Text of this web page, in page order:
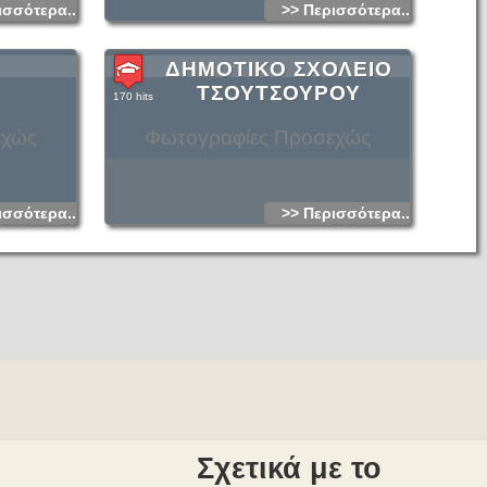
Είναι
και
για έμπειρους
του είναι με
>> Περισσότερα...
Φωτογραφίες Προσεχώς
ΔΗΜΟΤΙΚΟ ΣΧΟΛΕΙΟ
ΤΣΟΥΤΣΟΥΡΟΥ
170 hits
>> Περισσότερα...
Σχετικά με το